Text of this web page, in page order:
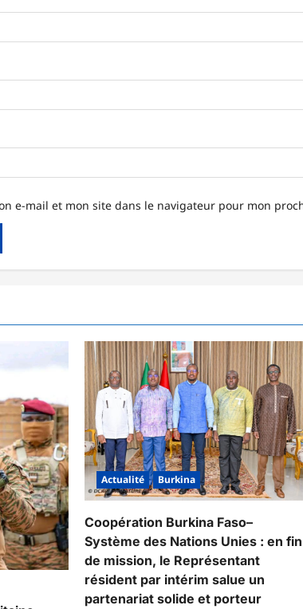
e-mail et mon site dans le navigateur pour mon
Actualité Burkina
Coopération Burkina Faso–
Système des Nations Unies : en fin
de mission, le Représentant
résident par intérim salue un
partenariat solide et porteur